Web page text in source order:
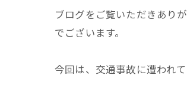
ブログをご覧いただきあり
でございます。
今回は、交通事故に遭われ